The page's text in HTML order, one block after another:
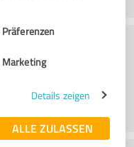
Präferenzen
Marketing
Details zeigen
ALLE ZULASSEN